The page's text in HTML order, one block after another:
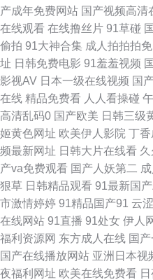
费在线观看 91视频进入网页 九一
精品 亚成人洲电影在线 色色网的五
机免费福利视频91 91黑料在线视频
人 超碰91在线 av无码先锋 91色动
骚 色悠悠综合在线观看 91超碰人
国产日日夜夜艹 日韩欧美成人综合
婷婷 欧美精品H片 国产影院在线观
色图澳洲 亚洲黄色网络 97干影院
产成年免费网站 国产视频高清
在线观看 在线撸丝片 91草碰
偷拍 91大神合集 成人拍拍拍
址 日韩免费电影 91羞羞视频
影视AV 日本一级在线视频 国
在线 精品免费看 人人看操碰
高清乱码0 国产欧美 日韩三级
姬黄色网址 欧美伊人影院 丁
频最新网址 日韩大片在线看
产va免费观看 国产人妖第二
狠草 日韩精品观看 91最新国
市激情婷婷 91精品国产91 云
在线网站 91直播 91处女 伊人
福利资源网 东方成人在线 国
国产在线播放网站 亚洲日本视
夜福利网址 欧美在线免费看